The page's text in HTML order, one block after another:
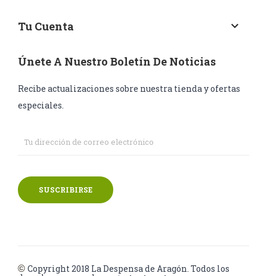
Tu Cuenta keyboard_arrow_down
Únete A Nuestro Boletín De Noticias
Recibe actualizaciones sobre nuestra tienda y ofertas
especiales.
SUSCRIBIRSE
© Copyright 2018 La Despensa de Aragón. Todos los